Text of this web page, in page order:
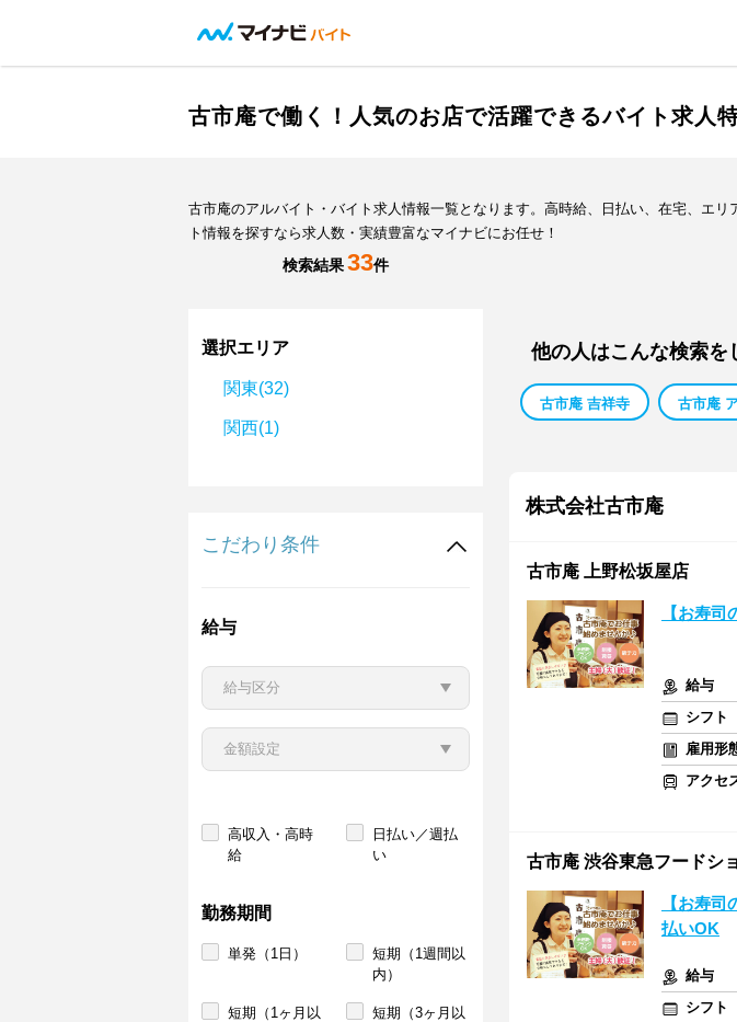
古市庵で働く！人気のお店で活躍できるバイト求人
古市庵のアルバイト・バイト求人情報一覧となります。高時給、日払い、在宅、エ
ト情報を探すなら求人数・実績豊富なマイナビにお任せ！
検索結果33件
選択エリア
関東(32)
関西(1)
こだわり条件
給与
高収入・高時
給
日払い／週払
い
勤務期間
単発（1日）
短期（1週間以
内）
短期（1ヶ月以
短期（3ヶ月以
他の人はこんな検索を
古市庵 吉祥寺 古市庵
株式会社古市庵
古市庵 上野松坂屋店
【お寿
給与
シフト
雇用形
アクセ
古市庵 渋谷東急フードシ
【お寿
払いOK
給与
シフト